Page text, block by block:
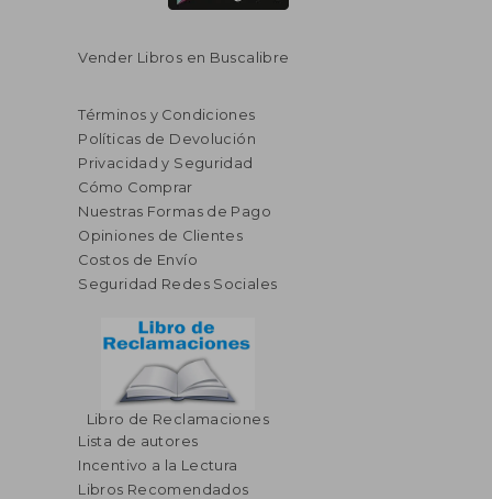
Vender Libros en Buscalibre
Términos y Condiciones
Políticas de Devolución
Privacidad y Seguridad
Cómo Comprar
Nuestras Formas de Pago
Opiniones de Clientes
Costos de Envío
Seguridad Redes Sociales
Libro de Reclamaciones
Lista de autores
Incentivo a la Lectura
Libros Recomendados